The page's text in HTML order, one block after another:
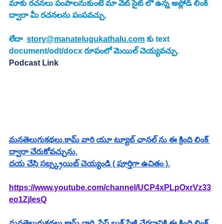
మాకు రచనలు పంపాలనుకుంటే మా వెబ్ సైట్ లో ఉన్న అప్లోడ్ లింక్
ద్వారా మీ రచనలను పంపవచ్చు.
లేదా story@manatelugukathalu.com కు text
document/odt/docx రూపంలో మెయిల్ చెయ్యవచ్చు.
Podcast Link
మనతెలుగుకథలు.కామ్ వారి యూ ట్యూబ్ ఛానల్ ను ఈ క్రింది లింక్
ద్వారా చేరుకోవచ్చును.
దయ చేసి సబ్స్క్రయిబ్ చెయ్యండి ( పూర్తిగా ఉచితం ).
https://www.youtube.com/channel/UCP4xPLpOxrVz33
eo1ZjlesQ